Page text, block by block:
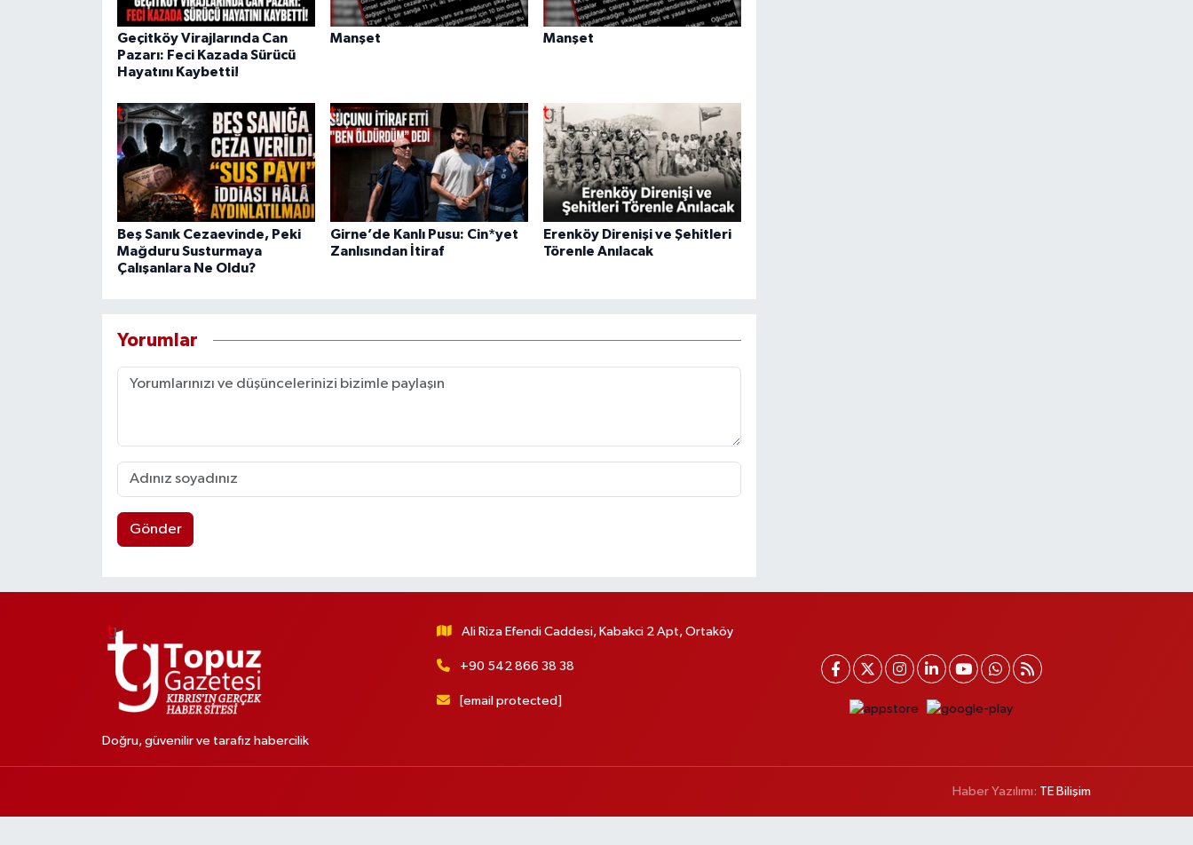
Geçitköy Virajlarında Can
Pazarı: Feci Kazada Sürücü
Hayatını Kaybetti!
Manşet Manşet
Beş Sanık Cezaevinde, Peki
Mağduru Susturmaya
Çalışanlara Ne Oldu?
Girne’de Kanlı Pusu: Cin*yet
Zanlısından İtiraf
Erenköy Direnişi ve Şehitleri
Törenle Anılacak
Yorumlar
Gönder
Doğru, güvenilir ve tarafız habercilik
Ali Riza Efendi Caddesi, Kabakci 2 Apt, Ortaköy
+90 542 866 38 38
[email protected]
Haber Yazılımı: TE Bilişim